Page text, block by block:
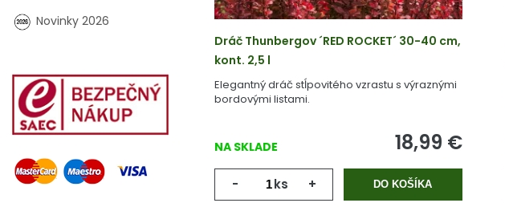
Dráč Thunbergov ´RED ROCKET´ 30-40 cm,
kont. 2,5 l
Elegantný dráč stĺpovitého vzrastu s výraznými
bordovými listami.
NA SKLADE 18,99 €
- ks + DO KOŠÍKA
Novinky 2026